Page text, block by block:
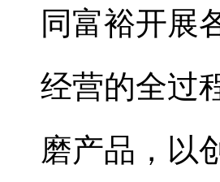
同富裕开展
经营的全过
磨产品，以